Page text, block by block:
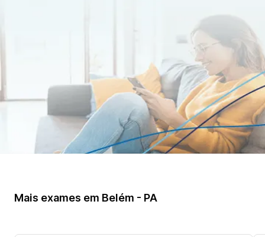
Mais exames em Belém - PA